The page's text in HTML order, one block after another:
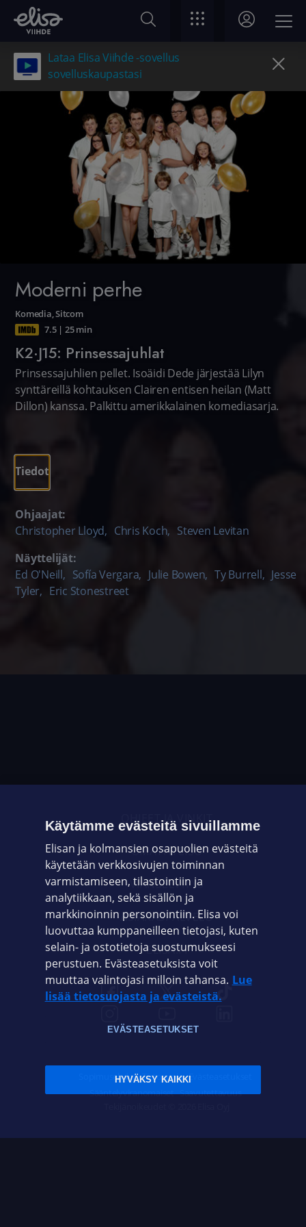
Lataa Elisa Viihde -sovellus
sovelluskaupastasi
Moderni perhe
Komedia,Sitcom
7.5| 25 min
K2·J15: Prinsessajuhlat
Prinsessajuhlien pellet. Isoäidi Dede järjestää Lilyn
synttäreillä kohtauksen Clairen entisen heilan (Matt
Dillon) kanssa. Palkittu amerikkalainen komediasarja.
Tiedot
Ohjaajat:
Christopher Lloyd, Chris Koch, Steven Levitan
Näyttelijät:
Ed O'Neill, Sofía Vergara, Julie Bowen, Ty Burrell, Jesse
Tyler, Eric Stonestreet
OHJEET JA VINKIT
OMAYHTEISÖ
VIANSELVITYS
ASIAKASPALVELU
ELISA.FI
Sopimusehdot Tietosuoja Evästeasetukset
Sääntelyviranomaiset Saavutettavuus
Käytämme evästeitä sivuillamme
Elisan ja kolmansien osapuolien evästeitä
käytetään verkkosivujen toiminnan
varmistamiseen, tilastointiin ja
analytiikkaan, sekä sisällön ja
markkinoinnin personointiin. Elisa voi
luovuttaa kumppaneilleen tietojasi, kuten
selain- ja ostotietoja suostumukseesi
perustuen. Evästeasetuksista voit
muuttaa valintojasi milloin tahansa. Lue
lisää tietosuojasta ja evästeistä.
EVÄSTEASETUKSET
HYVÄKSY KAIKKI